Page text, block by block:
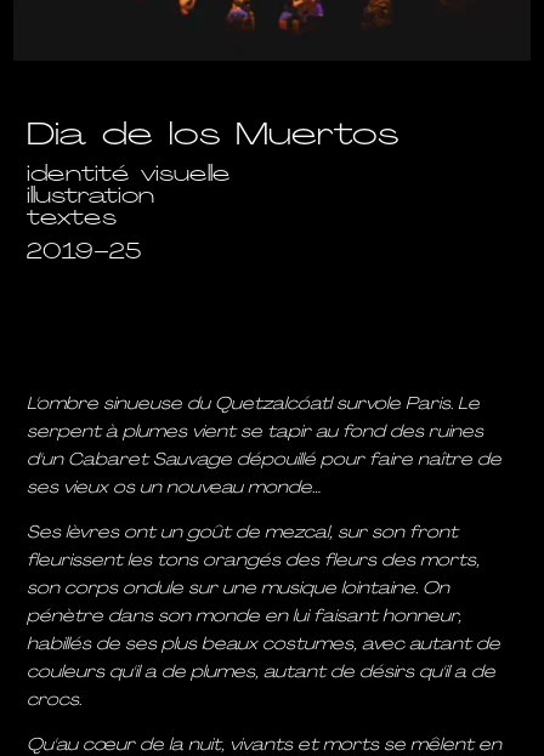
Dia de los Muertos
identité visuelle
illustration
textes
2019-25
L'ombre sinueuse du Quetzalcóatl survole Paris. Le
serpent à plumes vient se tapir au fond des ruines
d'un Cabaret Sauvage dépouillé pour faire naître de
ses vieux os un nouveau monde…
Ses lèvres ont un goût de mezcal, sur son front
fleurissent les tons orangés des fleurs des morts,
son corps ondule sur une musique lointaine. On
pénètre dans son monde en lui faisant honneur,
habillés de ses plus beaux costumes, avec autant de
couleurs qu'il a de plumes, autant de désirs qu'il a de
crocs.
Qu'au cœur de la nuit, vivants et morts se mêlent en